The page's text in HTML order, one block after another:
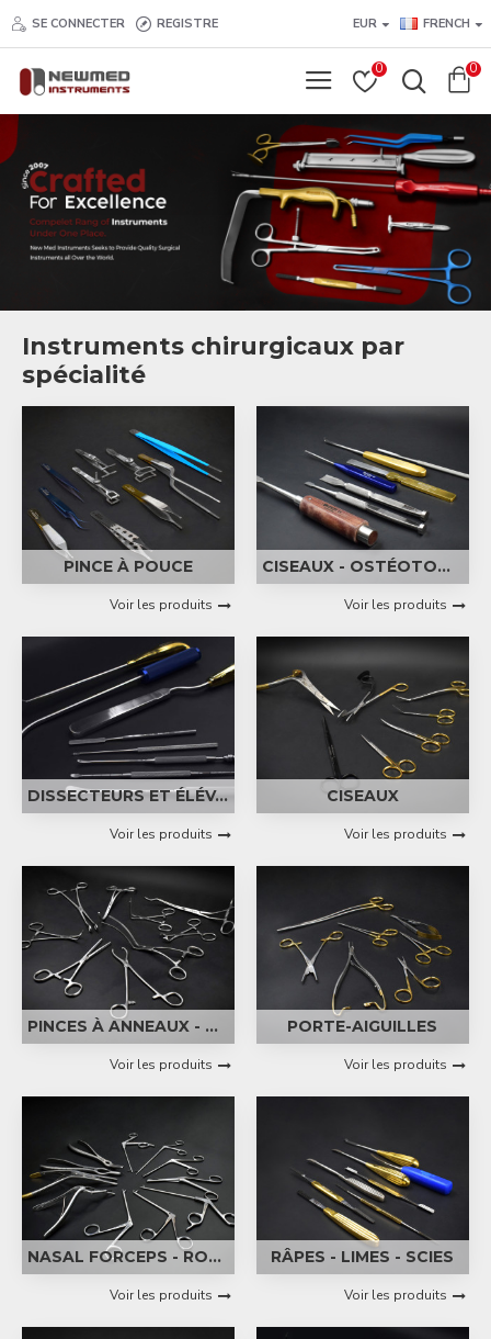
New
Med
Instruments
SE CONNECTER REGISTRE EUR FRENCH
0 0
Instruments chirurgicaux par
spécialité
PINCE À POUCE
Voir les produits
CISEAUX - OSTÉOTOMES - GOUGES
Voir les produits
DISSECTEURS ET ÉLÉVATEURS
Voir les produits
CISEAUX
Voir les produits
PINCES À ANNEAUX - PINCES
Voir les produits
PORTE-AIGUILLES
Voir les produits
NASAL FORCEPS - RONGEURS
Voir les produits
RÂPES - LIMES - SCIES
Voir les produits